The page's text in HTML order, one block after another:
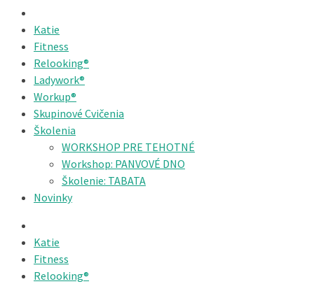
Katie
Fitness
Relooking®
Ladywork®
Workup®
Skupinové Cvičenia
Školenia
WORKSHOP PRE TEHOTNÉ
Workshop: PANVOVÉ DNO
Školenie: TABATA
Novinky
Katie
Fitness
Relooking®